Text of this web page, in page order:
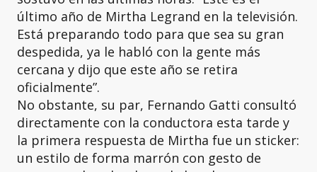
último año de Mirtha Legrand en la televisión.
Está preparando todo para que sea su gran
despedida, ya le habló con la gente más
cercana y dijo que este año se retira
oficialmente”.
No obstante, su par, Fernando Gatti consultó
directamente con la conductora esta tarde y
la primera respuesta de Mirtha fue un sticker:
un estilo de forma marrón con gesto de